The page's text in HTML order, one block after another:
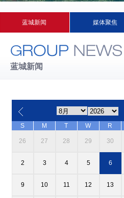
蓝城新闻 媒体聚焦
蓝城新闻
S M T W R
26 27 28 29 30
2 3 4 5 6
9 10 11 12 13